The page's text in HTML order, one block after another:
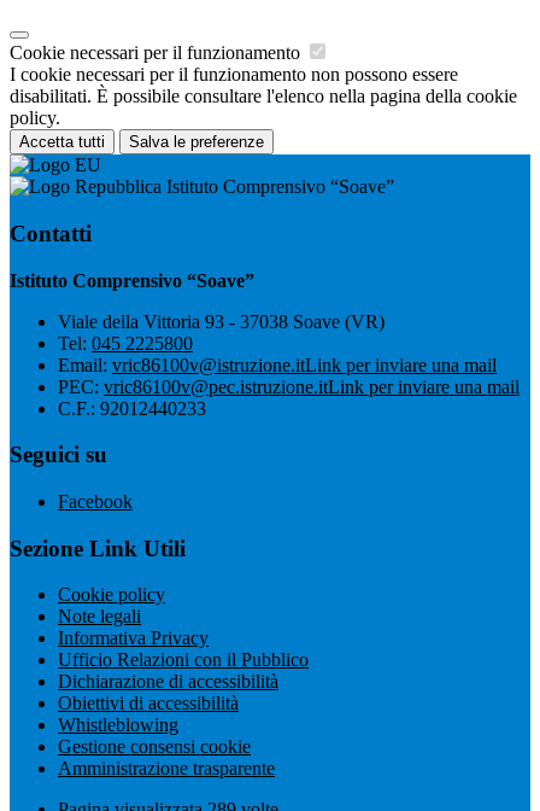
Cookie necessari per il funzionamento
I cookie necessari per il funzionamento non possono essere
disabilitati. È possibile consultare l'elenco nella pagina della cookie
policy.
Accetta tutti Salva le preferenze
Istituto Comprensivo “Soave”
Contatti
Istituto Comprensivo “Soave”
Viale della Vittoria 93 - 37038 Soave (VR)
Tel: 045 2225800
Email: vric86100v@istruzione.itLink per inviare una mail
PEC: vric86100v@pec.istruzione.itLink per inviare una mail
C.F.: 92012440233
Seguici su
Facebook
Sezione Link Utili
Cookie policy
Note legali
Informativa Privacy
Ufficio Relazioni con il Pubblico
Dichiarazione di accessibilità
Obiettivi di accessibilità
Whistleblowing
Gestione consensi cookie
Amministrazione trasparente